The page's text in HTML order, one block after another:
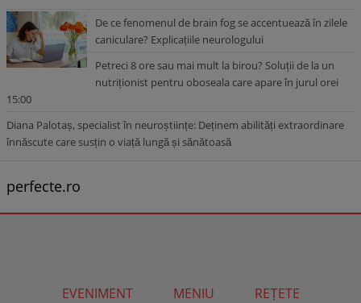
De ce fenomenul de brain fog se accentuează în zilele
caniculare? Explicațiile neurologului
Petreci 8 ore sau mai mult la birou? Soluții de la un
nutriționist pentru oboseala care apare în jurul orei
15:00
Diana Palotaș, specialist în neuroștiințe: Deținem abilități extraordinare
înnăscute care susțin o viață lungă și sănătoasă
perfecte.ro
EVENIMENT MENIU
REȚETE